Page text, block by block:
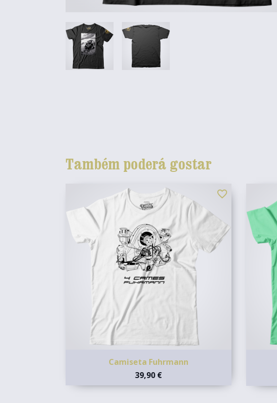
Também poderá gostar
Camiseta Fuhrmann
39,90 €
favorite_border